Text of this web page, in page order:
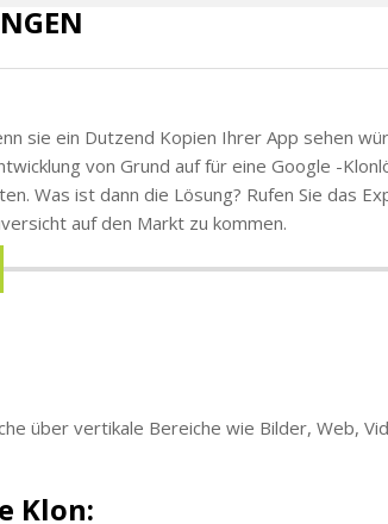
sie ein Dutzend Kopien Ihrer App sehen
von Grund auf für eine Google -
Was ist dann die Lösung? Rufen Sie das
auf den Markt zu kommen.
über vertikale Bereiche wie Bilder, Web,
Klon: